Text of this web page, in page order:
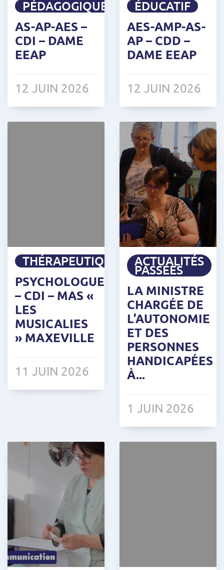
PÉDAGOGIQUE
AS-AP-AES –
CDI – DAME
EEAP
12 JUIN 2026
ÉDUCATIF
AES-AMP-AS-
AP – CDD –
DAME EEAP
12 JUIN 2026
THÉRAPEUTIQUE
PSYCHOLOGUE
– CDI – MAS «
LES
MUSICALIES
» MAXEVILLE
11 JUIN 2026
ACTUALITÉS
PASSÉES
LA MINISTRE
CHARGÉE DE
L’AUTONOMIE
ET DES
PERSONNES
HANDICAPÉES
À...
1 JUIN 2026